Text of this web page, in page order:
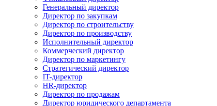
Генеральный директор
Директор по закупкам
Директор по строительству
Директор по производству
Исполнительный директор
Коммерческий директор
Директор по маркетингу
Стратегический директор
IT-директор
HR-директор
Директор по продажам
Директор юридического департамента